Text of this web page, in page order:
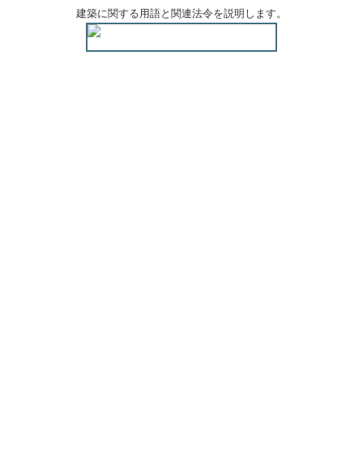
建築に関する用語と関連法令を説明します。